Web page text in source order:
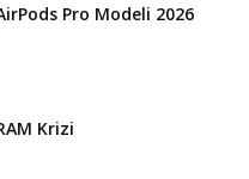
Pro Modeli 2026
Krizi